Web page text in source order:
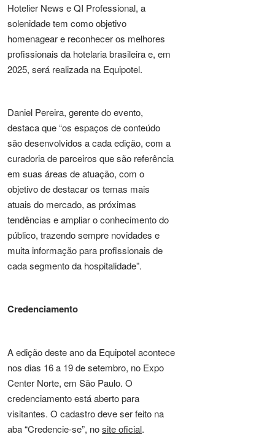
Hotelier News e QI Professional, a
solenidade tem como objetivo
homenagear e reconhecer os melhores
profissionais da hotelaria brasileira e, em
2025, será realizada na Equipotel.
Daniel Pereira, gerente do evento,
destaca que “os espaços de conteúdo
são desenvolvidos a cada edição, com a
curadoria de parceiros que são referência
em suas áreas de atuação, com o
objetivo de destacar os temas mais
atuais do mercado, as próximas
tendências e ampliar o conhecimento do
público, trazendo sempre novidades e
muita informação para profissionais de
cada segmento da hospitalidade”.
Credenciamento
A edição deste ano da Equipotel acontece
nos dias 16 a 19 de setembro, no Expo
Center Norte, em São Paulo. O
credenciamento está aberto para
visitantes. O cadastro deve ser feito na
aba “Credencie-se”, nosite oficial.